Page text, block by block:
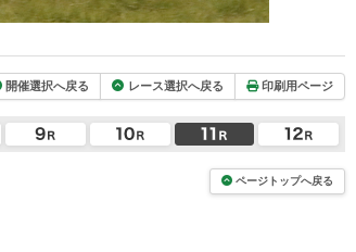
開催選択へ戻る レース選択へ戻る 印刷用ページ
ページトップへ戻る